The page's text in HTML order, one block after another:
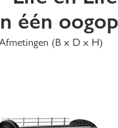
één
(B x D x H)